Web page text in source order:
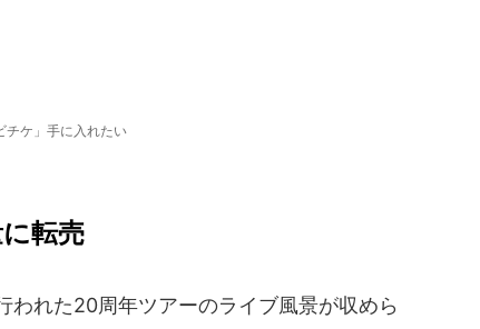
チケ」手に入れたい
転売
われた20周年ツアーのライブ風景が収めら